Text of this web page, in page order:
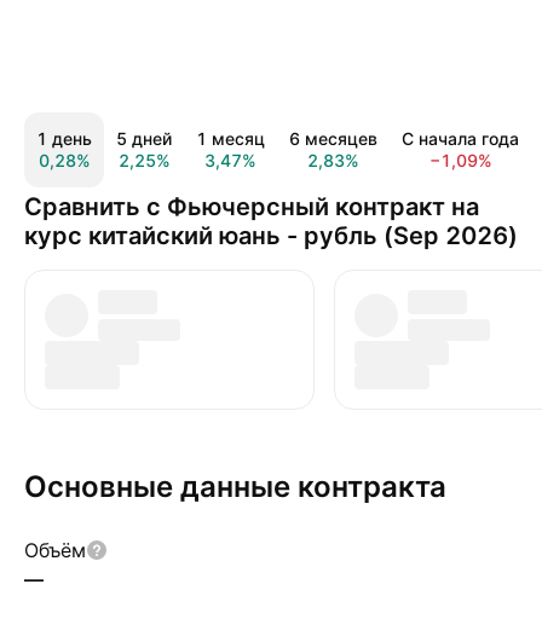
1 день
0,28%
5 дней
2,25%
1 месяц
3,47%
6 месяцев
2,83%
С начала года
−1,09%
Сравнить с Фьючерсный контракт на
курс китайский юань - рубль (Sep 2026)
Основные данные контракта
Объём
—